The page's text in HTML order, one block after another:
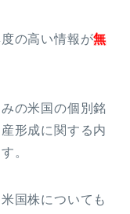
の高い情報が無
の米国の個別銘
形成に関する内
。
国株についても